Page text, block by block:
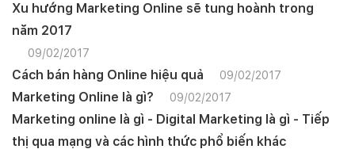
Xu hướng Marketing Online sẽ tung hoành trong
năm 2017
09/02/2017
Cách bán hàng Online hiệu quả 09/02/2017
Marketing Online là gì? 09/02/2017
Marketing online là gì - Digital Marketing là gì - Tiếp
thị qua mạng và các hình thức phổ biến khác